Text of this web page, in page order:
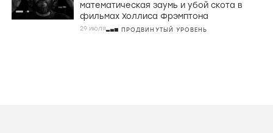
математическая заумь и убой скота в
фильмах Холлиса Фрэмптона
29 июля ПРОДВИНУТЫЙ УРОВЕНЬ